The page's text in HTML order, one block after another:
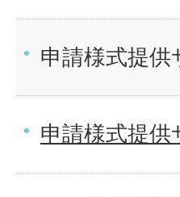
申請様式提
申請様式提